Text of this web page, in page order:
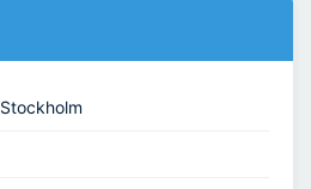
Stockholm